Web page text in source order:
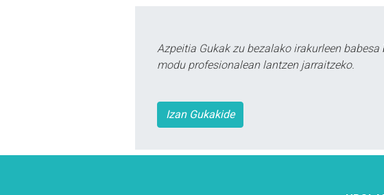
Azpeitia Gukak zu bezalako irakurleen
modu profesionalean lantzen jarraitzeko.
Izan Gukakide